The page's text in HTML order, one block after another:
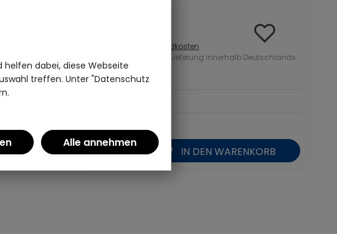
Versandkosten
ab 50 Euro kostenlose Lieferung innerhalb Deutschlands
331,67 Euro pro kg
IN DEN WARENKORB
dabei, diese Webseite
treffen. Unter "Datenschutz